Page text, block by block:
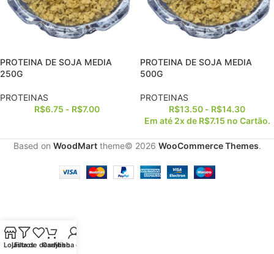
PROTEINA DE SOJA MEDIA
250G
PROTEINAS
R$6.75 - R$7.00
PROTEINA DE SOJA MEDIA
500G
PROTEINAS
R$13.50 - R$14.30
Em até 2x de R$7.15 no Cartão.
Based on WoodMarttheme© 2026 WooCommerce Themes.
LojaFiltros
Lista de desejos
Carrinho
Minha conta